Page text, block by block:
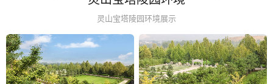
灵山宝塔陵园环境展示